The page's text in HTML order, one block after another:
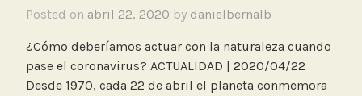
Posted on abril 22, 2020 by danielbernalb
¿Cómo deberíamos actuar con la naturaleza cuando
pase el coronavirus? ACTUALIDAD | 2020/04/22
Desde 1970, cada 22 de abril el planeta conmemora